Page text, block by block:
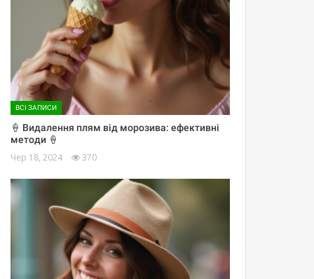
ВСІ ЗАПИСИ
🍦 Видалення плям від морозива: ефективні
методи 🍦
Чер 18, 2024 370